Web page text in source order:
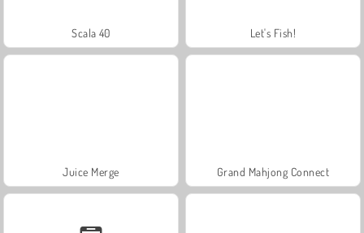
Scala 40 Let's Fish!
Juice Merge Grand Mahjong Connect